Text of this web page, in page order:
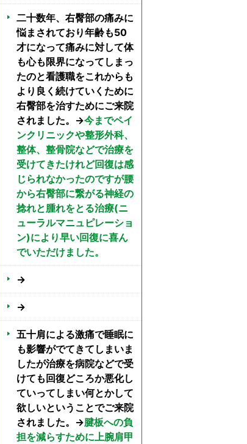
二十数年、右臀部の痛みに
悩まされており年齢も50
才になって痛みに対して体
も心も限界になってしまっ
たのと看護職をこれからも
より良く続けていくために
右臀部を治すためにご来院
されました。→今までペイ
ンクリニックや整形外科、
整体、整骨院などで治療を
受けてきたけれど回復は感
じられなかったのですが腰
から右臀部に繋がる神経の
捻れと腫れをとる治療(ニ
ューラルマニュピレーショ
ン)により早い回復に喜ん
でいただけました。
→
→
五十肩による激痛で睡眠に
も影響がでてきてしまいま
したが治療を病院などで受
けても回復どころか悪化し
ていってしまい何とかして
欲しいということでご来院
されました。→腱板への負
担を減らすために上腕肩甲